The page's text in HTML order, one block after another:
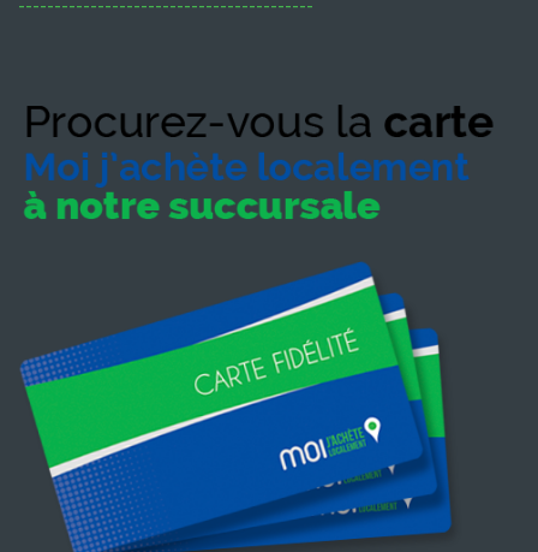
-----------------------------------------